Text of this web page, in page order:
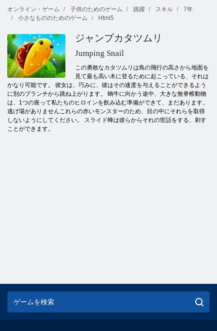
オンライン・ゲーム
子供のためのゲーム 跳躍 スキル
7年
小さなもののためのゲーム
Html5
ジャンプカタツムリ
Jumping Snail
この勇敢なカタツムリは鳥の飛行の高さから地面を
見て最も高い木に登るために起こっている、それは
かなり可能です。 彼女は、巧みに、彼はその速度を与えることができるよう
に別のブランチから跳ね上がります。 蝸牛に向かう途中、大きな無脊椎動物
は、1つの座って私たちのヒロインを飲み込む準備ができて、まだあります。
逃げ場がありませんこれらの赤いモンスターのため、目の中にそれらを取得
しないようにしてください。 スライド蜂は彼らからそれの世話をする、刺す
ことができます。